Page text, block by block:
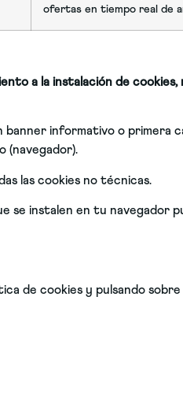
ofertas en tiempo real de
a la instalación de
informativo o primera
(navegador).
las cookies no técnicas.
se instalen en tu navegador
de cookies y pulsando sobre